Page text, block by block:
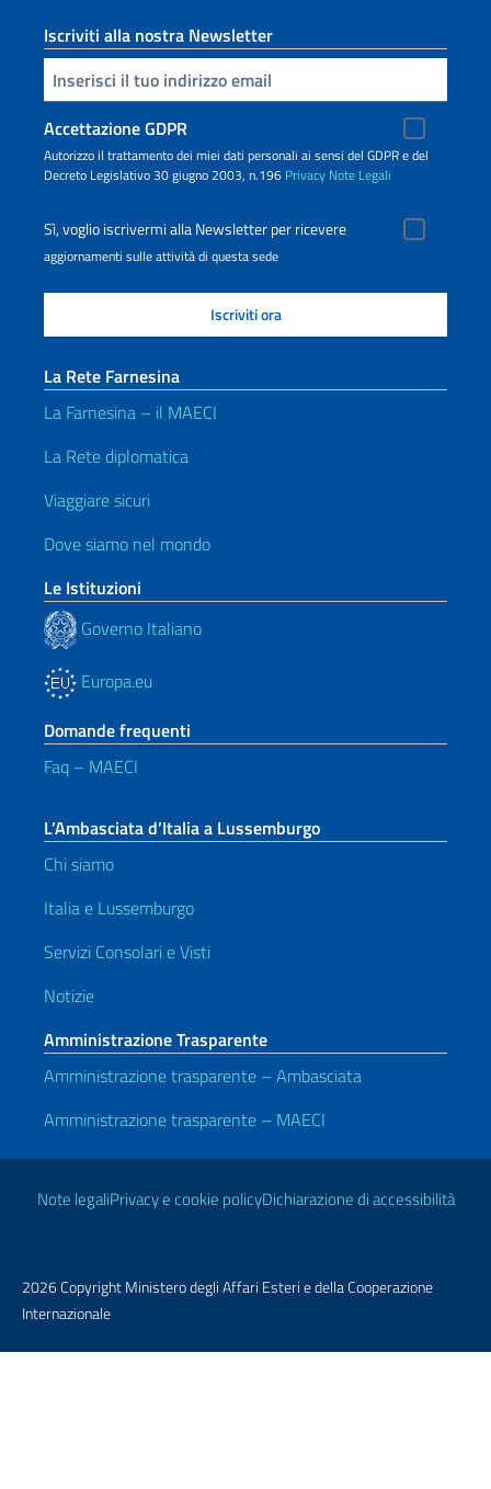
Iscriviti alla nostra Newsletter
Inserisci la tua email
Accettazione GDPR
Autorizzo il trattamento dei miei dati personali ai sensi del GDPR e del
Decreto Legislativo 30 giugno 2003, n.196 Privacy Note Legali
Sì, voglio iscrivermi alla Newsletter per ricevere
aggiornamenti sulle attività di questa sede
La Rete Farnesina
La Farnesina – il MAECI
La Rete diplomatica
Viaggiare sicuri
Dove siamo nel mondo
Le Istituzioni
Governo Italiano
Europa.eu
Domande frequenti
Faq – MAECI
L’Ambasciata d’Italia a Lussemburgo
Chi siamo
Italia e Lussemburgo
Servizi Consolari e Visti
Notizie
Amministrazione Trasparente
Amministrazione trasparente – Ambasciata
Amministrazione trasparente – MAECI
Link Utili
Note legaliPrivacy e cookie policyDichiarazione di accessibilità
2026 Copyright Ministero degli Affari Esteri e della Cooperazione
Internazionale